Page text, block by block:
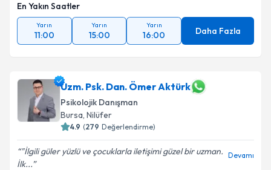
En Yakın Saatler
Yarın
11:00
Yarın
15:00
Yarın
16:00 Daha Fazla
Uzm. Psk. Dan. Ömer Aktürk
Psikolojik Danışman
Bursa, Nilüfer
4.9 (279 Değerlendirme)
"İlgili güler yüzlü ve çocuklarla iletişimi güzel bir uzman.
İlk...
Devamı